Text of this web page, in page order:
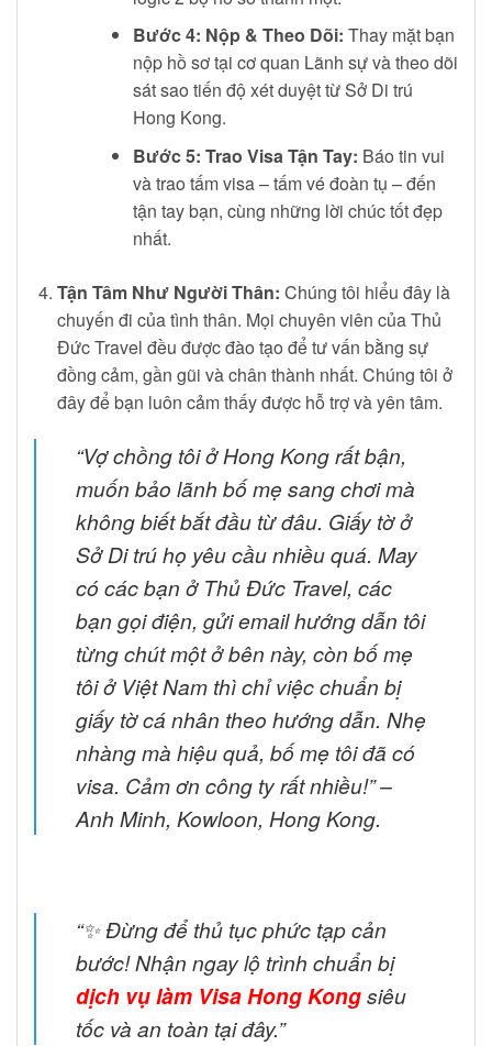
Bước 4: Nộp & Theo Dõi: Thay mặt bạn
nộp hồ sơ tại cơ quan Lãnh sự và theo dõi
sát sao tiến độ xét duyệt từ Sở Di trú
Hong Kong.
Bước 5: Trao Visa Tận Tay: Báo tin vui
và trao tấm visa – tấm vé đoàn tụ – đến
tận tay bạn, cùng những lời chúc tốt đẹp
nhất.
Tận Tâm Như Người Thân: Chúng tôi hiểu đây là
chuyến đi của tình thân. Mọi chuyên viên của Thủ
Đức Travel đều được đào tạo để tư vấn bằng sự
đồng cảm, gần gũi và chân thành nhất. Chúng tôi ở
đây để bạn luôn cảm thấy được hỗ trợ và yên tâm.
“Vợ chồng tôi ở Hong Kong rất bận,
muốn bảo lãnh bố mẹ sang chơi mà
không biết bắt đầu từ đâu. Giấy tờ ở
Sở Di trú họ yêu cầu nhiều quá. May
có các bạn ở Thủ Đức Travel, các
bạn gọi điện, gửi email hướng dẫn tôi
từng chút một ở bên này, còn bố mẹ
tôi ở Việt Nam thì chỉ việc chuẩn bị
giấy tờ cá nhân theo hướng dẫn. Nhẹ
nhàng mà hiệu quả, bố mẹ tôi đã có
visa. Cảm ơn công ty rất nhiều!” –
Anh Minh, Kowloon, Hong Kong.
“✨ Đừng để thủ tục phức tạp cản
bước! Nhận ngay lộ trình chuẩn bị
dịch vụ làm Visa Hong Kongsiêu
tốc và an toàn tại đây.”